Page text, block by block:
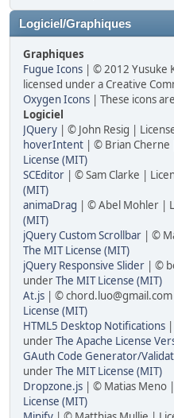
Logiciel/Graphiques
Graphiques
Fugue Icons | © 2012 Yusuke
licensed under a Creative
Oxygen Icons | These icons
Logiciel
JQuery | © John Resig |
hoverIntent | © Brian Cherne
License (MIT)
SCEditor | © Sam Clarke |
(MIT)
animaDrag | © Abel Mohler |
(MIT)
jQuery Custom Scrollbar | ©
The MIT License (MIT)
jQuery Responsive Slider | ©
underThe MIT License (MIT)
At.js | ©
License (MIT)
HTML5 Desktop Notifications
underThe Apache License
GAuth Code Generator/
underThe MIT License (MIT)
Dropzone.js | © Matias Meno
License (MIT)